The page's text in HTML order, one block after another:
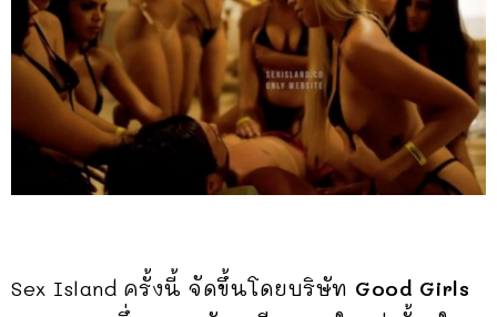
Sex Island ครั้งนี้ จัดขึ้นโดยบริษัท Good Girls